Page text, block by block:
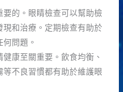
的。眼睛檢查可以幫助檢
和治療。定期檢查有助於
問題。
康至關重要。飲食均衡、
不良習慣都有助於維護眼